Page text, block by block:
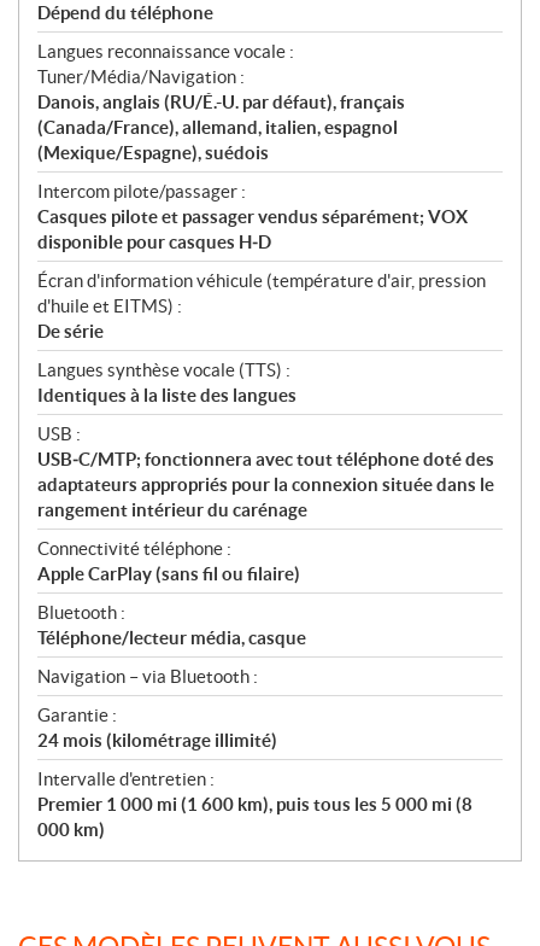
Dépend du téléphone
Langues reconnaissance vocale :
Tuner/Média/Navigation :
Danois, anglais (RU/É.-U. par défaut), français
(Canada/France), allemand, italien, espagnol
(Mexique/Espagne), suédois
Intercom pilote/passager :
Casques pilote et passager vendus séparément; VOX
disponible pour casques H‑D
Écran d'information véhicule (température d'air, pression
d'huile et EITMS) :
De série
Langues synthèse vocale (TTS) :
Identiques à la liste des langues
USB :
USB‑C/MTP; fonctionnera avec tout téléphone doté des
adaptateurs appropriés pour la connexion située dans le
rangement intérieur du carénage
Connectivité téléphone :
Apple CarPlay (sans fil ou filaire)
Bluetooth :
Téléphone/lecteur média, casque
Navigation – via Bluetooth :
Garantie :
24 mois (kilométrage illimité)
Intervalle d'entretien :
Premier 1 000 mi (1 600 km), puis tous les 5 000 mi (8
000 km)